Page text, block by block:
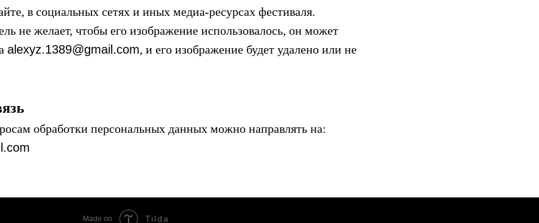
в социальных сетях и иных медиа-ресурсах фестиваля.
не желает, чтобы его изображение использовалось, он может
alexyz.1389@gmail.com, и его изображение будет удалено или не
обработки персональных данных можно направлять на:
Made on Tilda